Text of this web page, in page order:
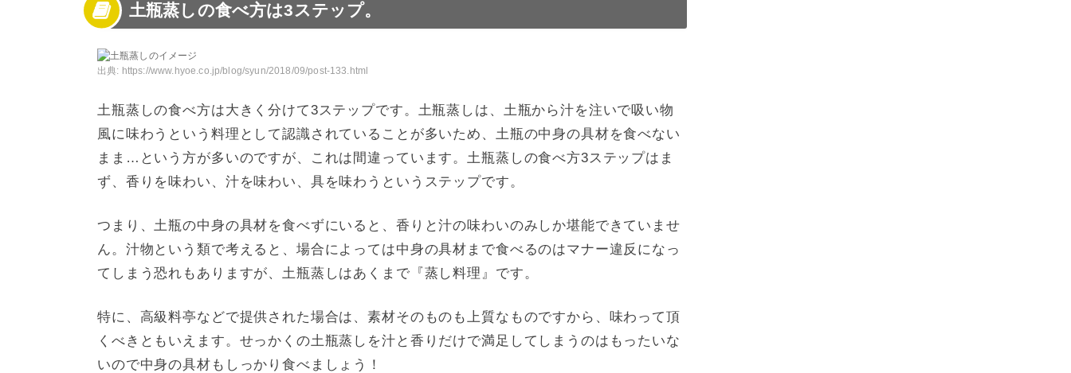
土瓶蒸しの食べ方は3ステップ。
出典: https://www.hyoe.co.jp/blog/syun/2018/09/post-133.html
土瓶蒸しの食べ方は大きく分けて3ステップです。土瓶蒸しは、土瓶から汁を注いで吸い物
風に味わうという料理として認識されていることが多いため、土瓶の中身の具材を食べない
まま…という方が多いのですが、これは間違っています。土瓶蒸しの食べ方3ステップはま
ず、香りを味わい、汁を味わい、具を味わうというステップです。
つまり、土瓶の中身の具材を食べずにいると、香りと汁の味わいのみしか堪能できていませ
ん。汁物という類で考えると、場合によっては中身の具材まで食べるのはマナー違反になっ
てしまう恐れもありますが、土瓶蒸しはあくまで『蒸し料理』です。
特に、高級料亭などで提供された場合は、素材そのものも上質なものですから、味わって頂
くべきともいえます。せっかくの土瓶蒸しを汁と香りだけで満足してしまうのはもったいな
いので中身の具材もしっかり食べましょう！